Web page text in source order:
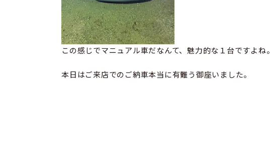
この感じでマニュアル車だなんて、魅力的な１台ですよね。
本日はご来店でのご納車本当に有難う御座いました。